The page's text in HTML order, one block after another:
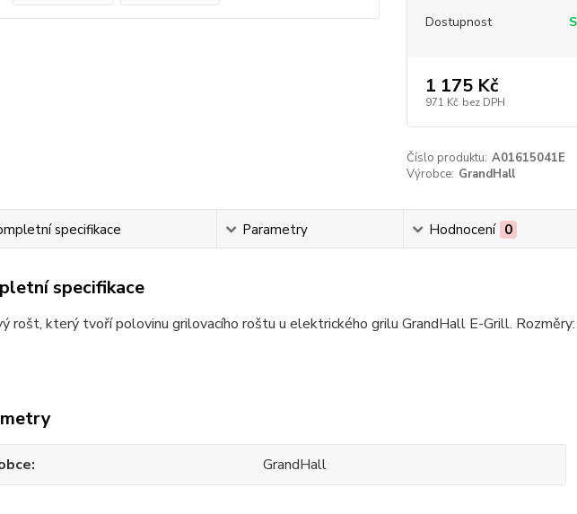
Dostupnost
1 175 Kč
971 Kč bez DPH
Číslo produktu: A01615041E
Výrobce: GrandHall
specifikace Parametry Hodnocení 0
specifikace
rošt, který tvoří polovinu grilovacího roštu u elektrického grilu GrandHall E-Grill.
GrandHall